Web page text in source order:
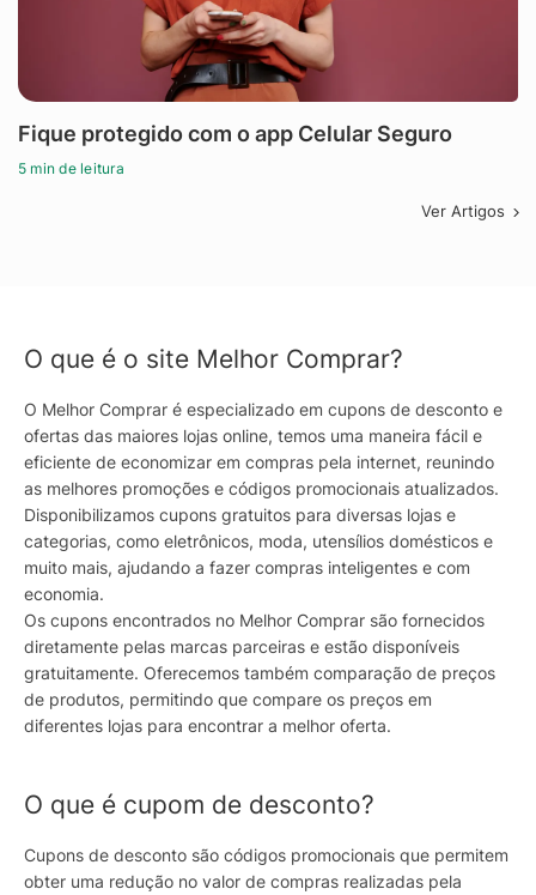
Fique protegido com o app Celular Seguro
5 min de leitura
Ver Artigos
O que é o site Melhor Comprar?
O Melhor Comprar é especializado em cupons de desconto e
ofertas das maiores lojas online, temos uma maneira fácil e
eficiente de economizar em compras pela internet, reunindo
as melhores promoções e códigos promocionais atualizados.
Disponibilizamos cupons gratuitos para diversas lojas e
categorias, como eletrônicos, moda, utensílios domésticos e
muito mais, ajudando a fazer compras inteligentes e com
economia.
Os cupons encontrados no Melhor Comprar são fornecidos
diretamente pelas marcas parceiras e estão disponíveis
gratuitamente. Oferecemos também comparação de preços
de produtos, permitindo que compare os preços em
diferentes lojas para encontrar a melhor oferta.
O que é cupom de desconto?
Cupons de desconto são códigos promocionais que permitem
obter uma redução no valor de compras realizadas pela